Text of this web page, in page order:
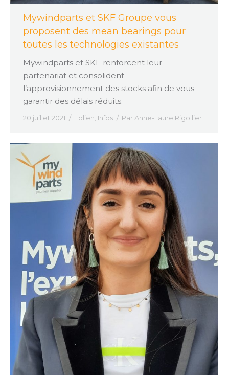
Mywindparts et SKF Groupe vous
proposent des mean bearings pour
toutes les technologies existantes
Mywindparts et SKF renforcent leur
partenariat et consolident
l’approvisionnement des stocks afin de vous
garantir des délais réduits.
20 juillet 2021 Eolien Infos Par Anne-Laure Rigollier